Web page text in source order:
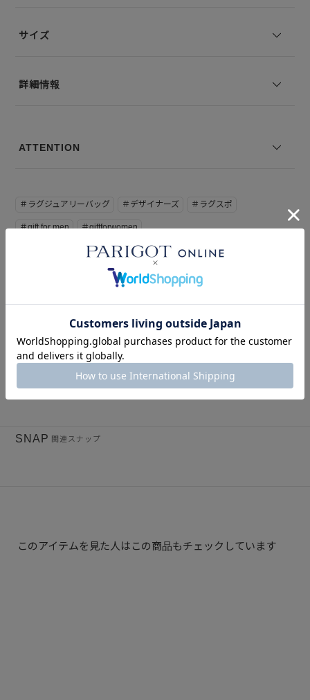
サイズ
詳細情報
ATTENTION
＃ラグジュアリーバッグ ＃デザイナーズ ＃ラグスポ
＃gift for men ＃giftforwomen
洗練されたモード感漂う【Maison Margiela(メ
ッグが登場！＃25SS
SNAP 関連スナップ
このアイテムを見た人はこの商品もチェックしています